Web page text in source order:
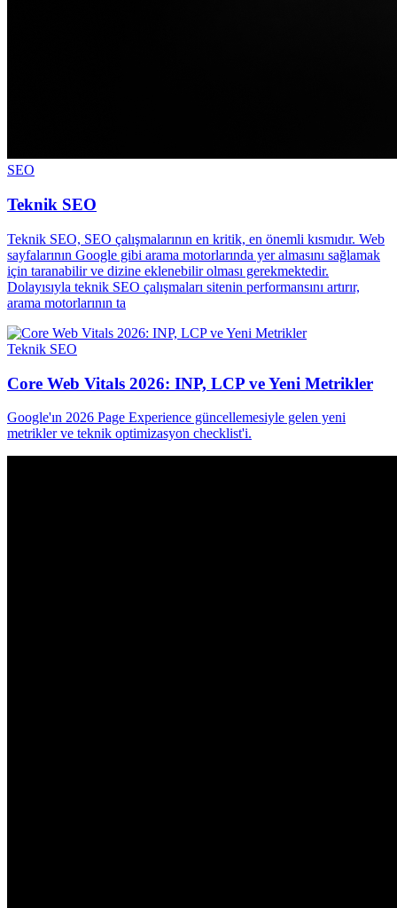
SEO
Teknik SEO
Teknik SEO, SEO çalışmalarının en kritik, en önemli kısmıdır. Web
sayfalarının Google gibi arama motorlarında yer almasını sağlamak
için taranabilir ve dizine eklenebilir olması gerekmektedir.
Dolayısıyla teknik SEO çalışmaları sitenin performansını artırır,
arama motorlarının ta
Teknik SEO
Core Web Vitals 2026: INP, LCP ve Yeni Metrikler
Google'ın 2026 Page Experience güncellemesiyle gelen yeni
metrikler ve teknik optimizasyon checklist'i.